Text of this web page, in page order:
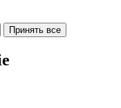
Принять все